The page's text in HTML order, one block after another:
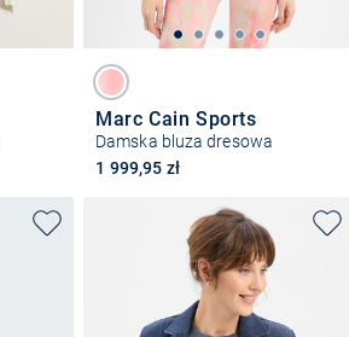
Marc Cain Sports
Damska bluza dresowa
1 999,95 zł